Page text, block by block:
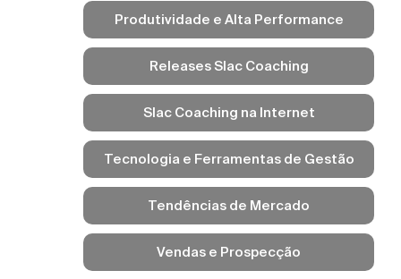
Produtividade e Alta Performance
Releases Slac Coaching
Slac Coaching na Internet
Tecnologia e Ferramentas de Gestão
Tendências de Mercado
Vendas e Prospecção